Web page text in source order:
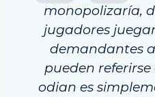
monopolizaría,
jugadores
demandantes
pueden
odian es